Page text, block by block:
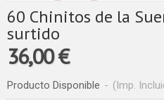
60 Chinitos de la
surtido
36,00 €
Producto Disponible - (Imp.